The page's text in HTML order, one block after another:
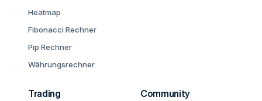
Heatmap
Fibonacci Rechner
Pip Rechner
Währungsrechner
Trading Community